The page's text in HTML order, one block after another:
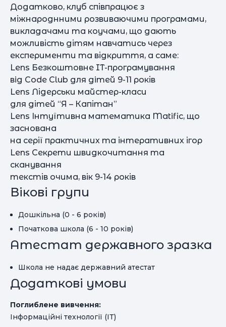
Додатково, клуб співпрацює з
міжнароднними розвиваючими програмами,
викладачами та коучами, що дають
можливість дітям навчатись через
експерименти та відкриття, а саме:
Lens Безкоштовне IT-програмування
вiд Code Club для дiтей 9-11 років
Lens Лідерськи майстер-класи
для дітей “Я – Капітан”
Lens Інтуїтивна математика Matific, що
заснована
на серії практичних та інтеративних ігор
Lens Секрети швидкочитання та
сканування
текстів очима, вік 9-14 років
Вікові групи
Дошкільна (0 - 6 років)
Початкова школа (6 - 10 років)
Атестат державного зразка
Школа не надає державний атестат
Додаткові умови
Поглиблене вивчення:
Інформаційні технології (ІТ)